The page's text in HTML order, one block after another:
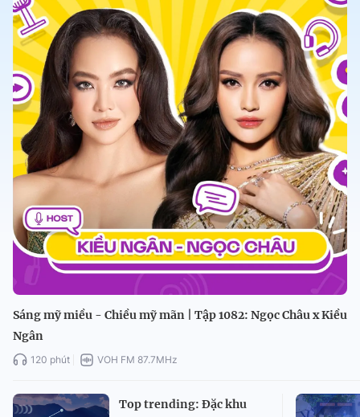
Sáng mỹ miều - Chiều mỹ mãn | Tập 1082: Ngọc Châu x Kiều
Ngân
120 phút VOH FM 87.7MHz
Top trending: Đặc khu